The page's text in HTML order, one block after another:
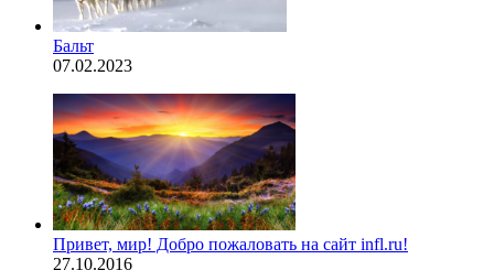
Бальт
07.02.2023
Привет, мир! Добро пожаловать на сайт infl.ru!
27.10.2016